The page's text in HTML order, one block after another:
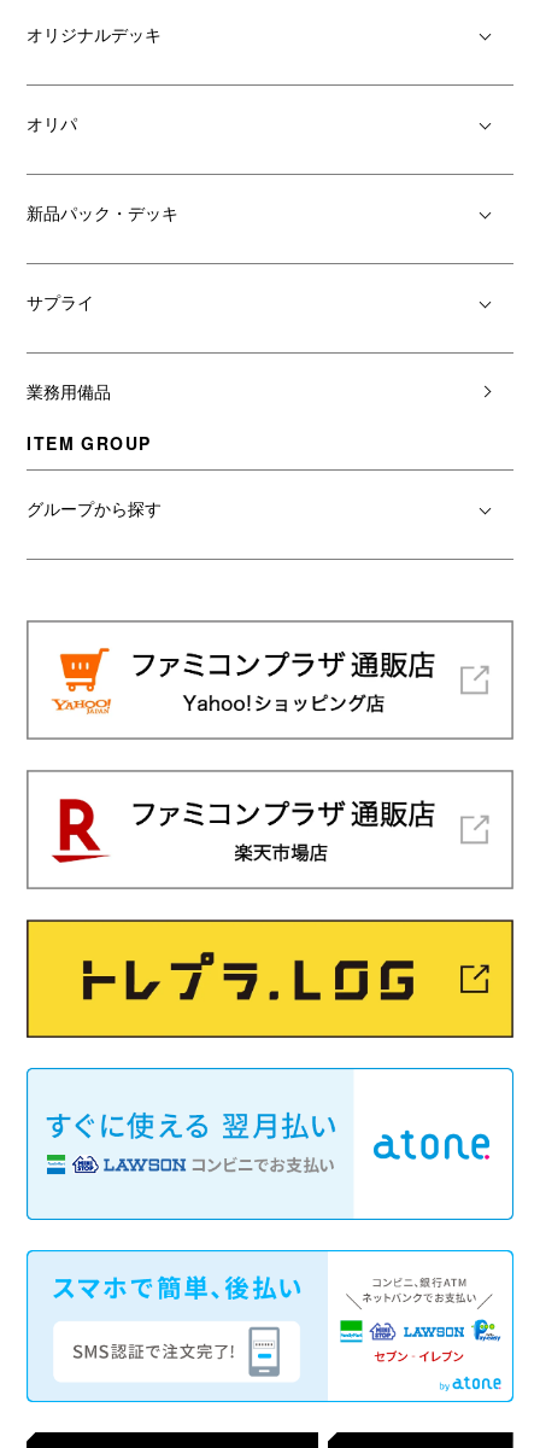
オリジナルデッキ
オリパ
新品パック・デッキ
サプライ
業務用備品
ITEM GROUP
グループから探す